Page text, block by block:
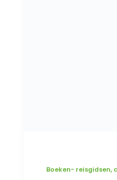
Boeken- reisgidsen,